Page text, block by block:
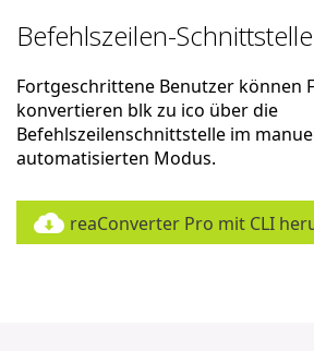
Befehlszeilen-Schnittstelle
Fortgeschrittene Benutzer können
konvertieren blk zu ico über die
Befehlszeilenschnittstelle im
automatisierten Modus.
reaConverter Pro mit CLI